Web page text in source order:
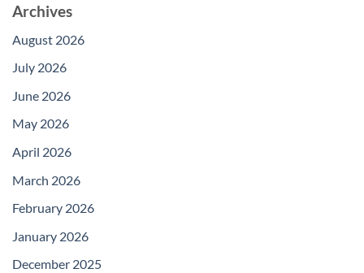
Archives
August 2026
July 2026
June 2026
May 2026
April 2026
March 2026
February 2026
January 2026
December 2025